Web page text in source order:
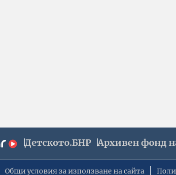
Детското.БНР Архивен фонд
Общи условия за използване на сайта